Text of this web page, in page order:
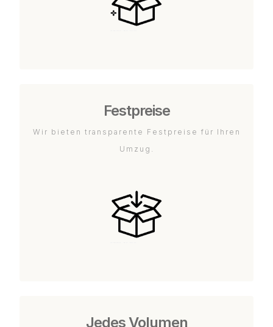
Festpreise
Wir bieten transparente Festpreise für Ihren
Umzug.
Jedes Volumen